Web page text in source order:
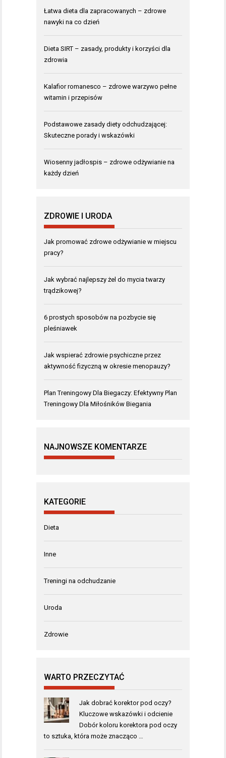
Łatwa dieta dla zapracowanych – zdrowe
nawyki na co dzień
Dieta SIRT – zasady, produkty i korzyści dla
zdrowia
Kalafior romanesco – zdrowe warzywo pełne
witamin i przepisów
Podstawowe zasady diety odchudzającej:
Skuteczne porady i wskazówki
Wiosenny jadłospis – zdrowe odżywianie na
każdy dzień
ZDROWIE I URODA
Jak promować zdrowe odżywianie w miejscu
pracy?
Jak wybrać najlepszy żel do mycia twarzy
trądzikowej?
6 prostych sposobów na pozbycie się
pleśniawek
Jak wspierać zdrowie psychiczne przez
aktywność fizyczną w okresie menopauzy?
Plan Treningowy Dla Biegaczy: Efektywny Plan
Treningowy Dla Miłośników Biegania
NAJNOWSZE KOMENTARZE
KATEGORIE
Dieta
Inne
Treningi na odchudzanie
Uroda
Zdrowie
WARTO PRZECZYTAĆ
Jak dobrać korektor pod oczy?
Kluczowe wskazówki i odcienie
Dobór koloru korektora pod oczy
to sztuka, która może znacząco …